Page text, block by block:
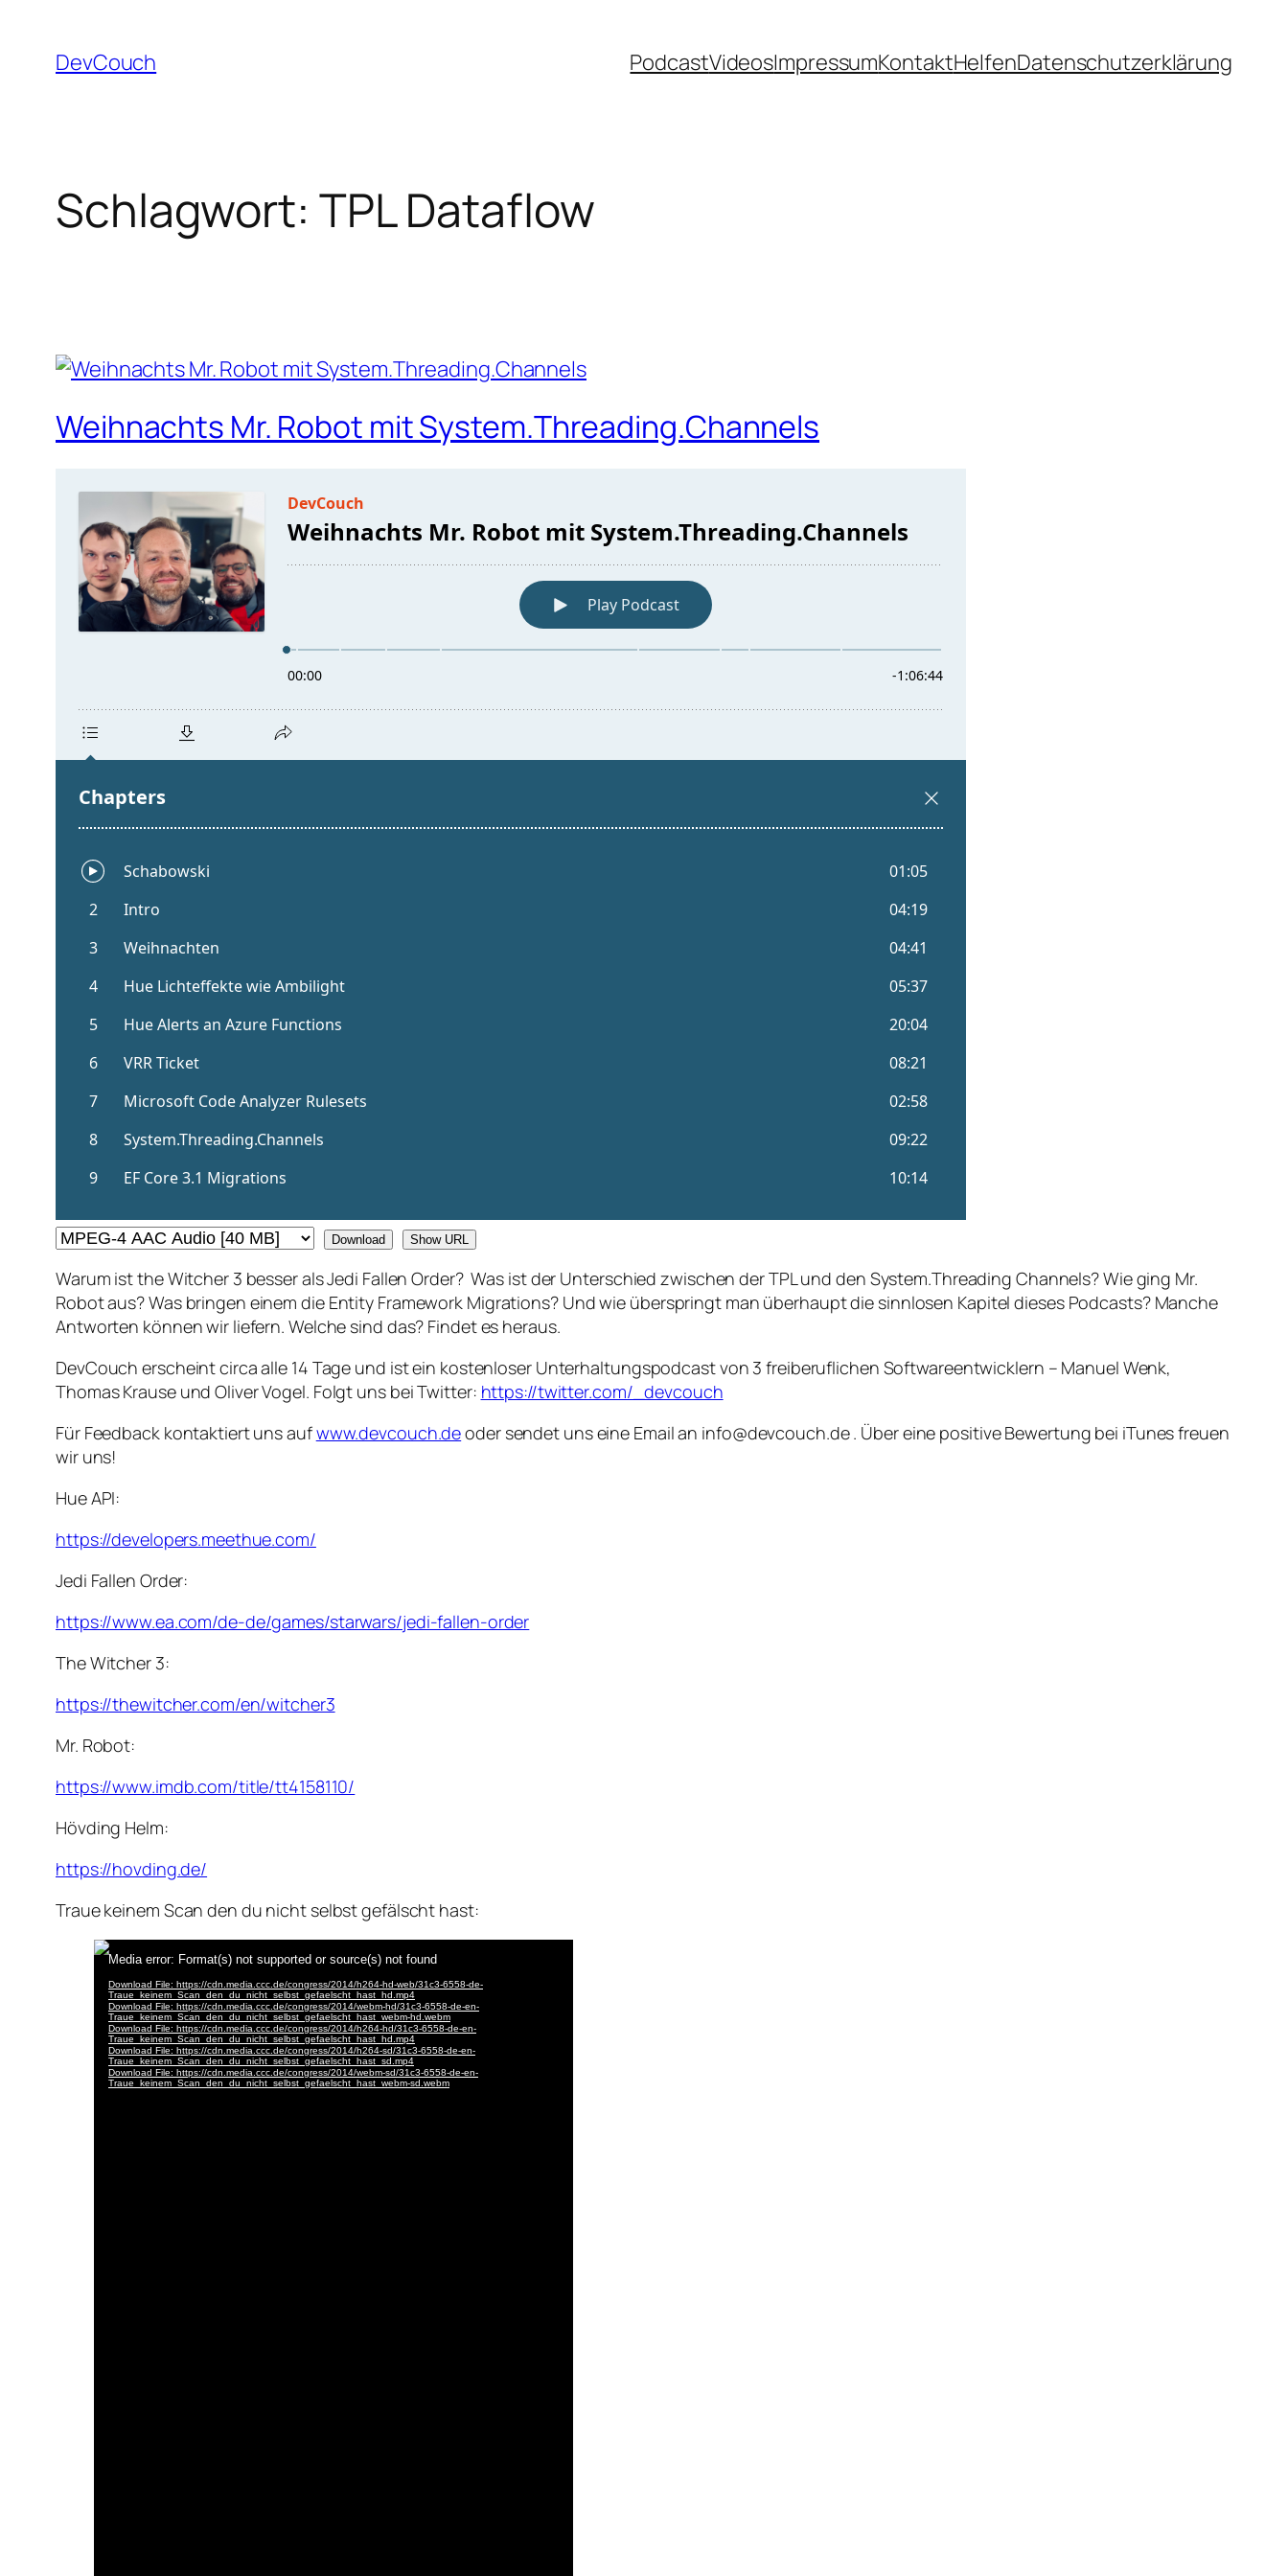
Inhalt
springen
DevCouch PodcastVideosImpressumKontaktHelfenDatenschutzerklärung
Schlagwort: TPL Dataflow
Weihnachts Mr. Robot mit System.Threading.Channels
Download Show URL
Warum ist the Witcher 3 besser als Jedi Fallen Order? Was ist der Unterschied zwischen der TPL und den System.Threading Channels? Wie ging Mr.
Robot aus? Was bringen einem die Entity Framework Migrations? Und wie überspringt man überhaupt die sinnlosen Kapitel dieses Podcasts? Manche
Antworten können wir liefern. Welche sind das? Findet es heraus.
DevCouch erscheint circa alle 14 Tage und ist ein kostenloser Unterhaltungspodcast von 3 freiberuflichen Softwareentwicklern – Manuel Wenk,
Thomas Krause und Oliver Vogel. Folgt uns bei Twitter: https://twitter.com/_devcouch
Für Feedback kontaktiert uns aufwww.devcouch.deoder sendet uns eine Email an info@devcouch.de . Über eine positive Bewertung bei iTunes freuen
wir uns!
Hue API:
https://developers.meethue.com/
Jedi Fallen Order:
https://www.ea.com/de-de/games/starwars/jedi-fallen-order
The Witcher 3:
https://thewitcher.com/en/witcher3
Mr. Robot:
https://www.imdb.com/title/tt4158110/
Hövding Helm:
https://hovding.de/
Traue keinem Scan den du nicht selbst gefälscht hast: